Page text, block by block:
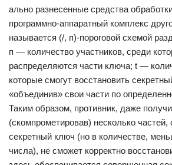
ально разнесенные средства
программно-аппаратный комплекс
называется (/, п)-пороговой схемой
п — количество участников, среди
распределяются части ключа; t —
которые смогут восстановить
«объединив» свои части по
Таким образом, противник, даже
(скомпрометировав) несколько
секретный ключ (но в количестве,
числа), не сможет корректно